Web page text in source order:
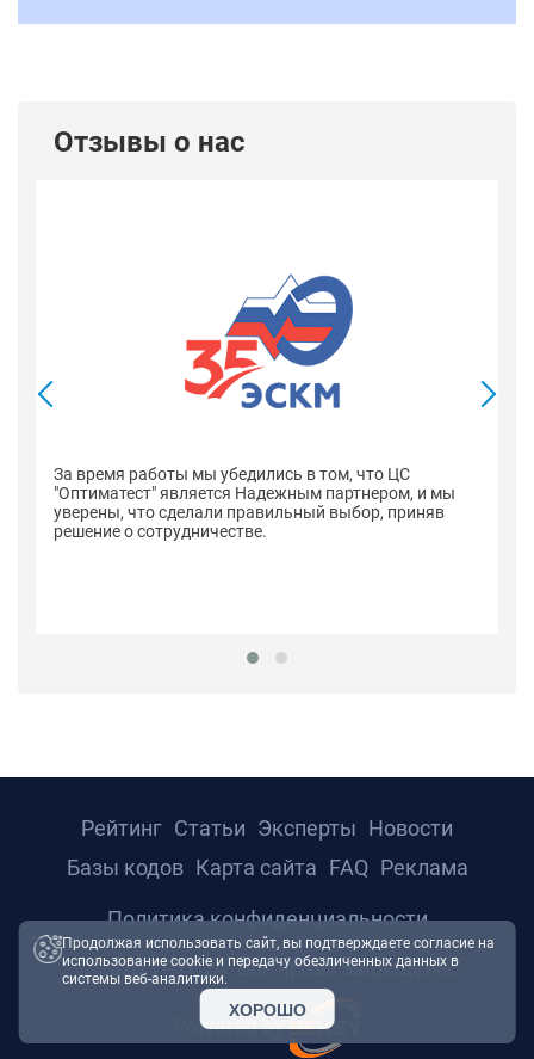
Отзывы о нас
За время работы мы убедились в том, что ЦС
"Оптиматест" является Надежным партнером, и мы
уверены, что сделали правильный выбор, приняв
решение о сотрудничестве.
© 2026 ТРТС24. Все права защищены.
Powered by
Рейтинг Статьи Эксперты Новости
Базы кодов Карта сайта FAQ Реклама
Политика конфиденциальности
Продолжая использовать сайт, вы подтверждаете согласие на
использование cookie и передачу обезличенных данных в
системы веб-аналитики.
ХОРОШО